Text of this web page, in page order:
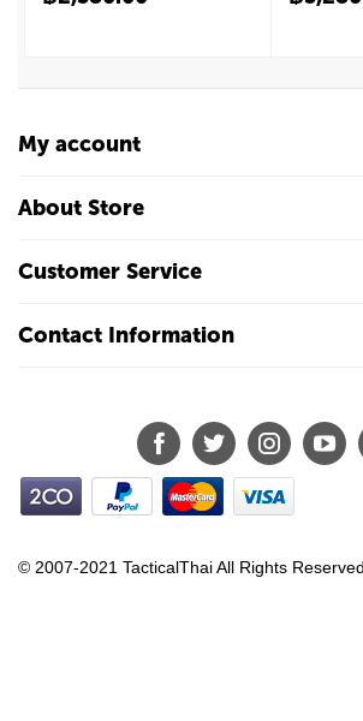
My account
About Store
Customer Service
Contact Information
© 2007-2021 TacticalThai All Rights Reserved.